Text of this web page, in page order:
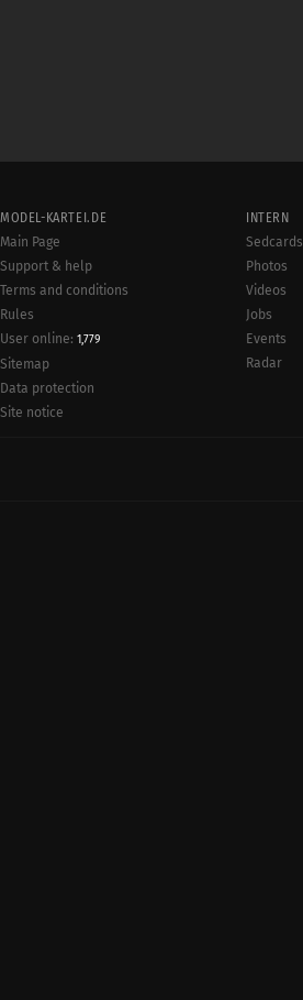
MODEL-KARTEI.DE
Main Page
Support & help
Terms and conditions
Rules
User online: 1,779
Sitemap
Data protection
Site notice
INTERN
Sedcards
Photos
Videos
Jobs
Events
Radar